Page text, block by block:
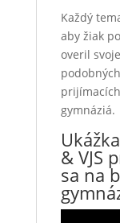
Každý
aby žiak
overil
gymnáziá.
& VJS
sa na